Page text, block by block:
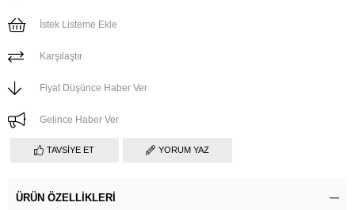
İstek Listeme Ekle
Karşılaştır
Fiyat Düşünce Haber Ver
Gelince Haber Ver
TAVSIYE ET YORUM YAZ
ÜRÜN ÖZELLIKLERI